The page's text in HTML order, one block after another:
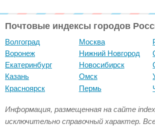
Почтовые индексы городов
Волгоград
Воронеж
Екатеринбург
Казань
Красноярск
Москва
Нижний Новгород
Новосибирск
Омск
Пермь
Информация, размещенная на сайте
исключительно справочный характер.